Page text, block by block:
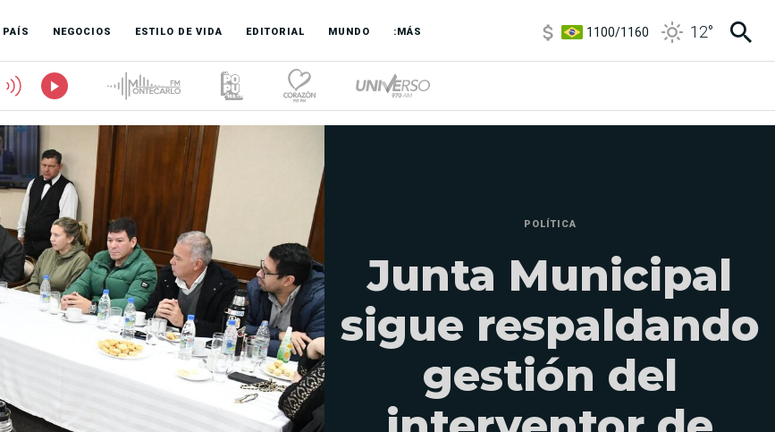
PAÍS NEGOCIOS ESTILO DE VIDA EDITORIAL MUNDO :MÁS
3,8/4
6850/7200
12°
POLÍTICA
Junta Municipal
sigue respaldando
gestión del